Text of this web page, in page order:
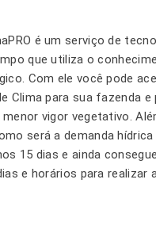
é um serviço de
que utiliza o
Com ele você pode
Clima para sua fazenda
vigor vegetativo.
será a demanda
15 dias e ainda
e horários para realizar